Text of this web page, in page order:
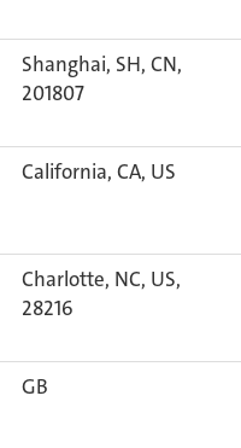
Shanghai, SH, CN,
201807
California, CA, US
Charlotte, NC, US,
28216
GB